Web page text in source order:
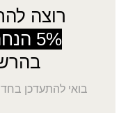
רוצה
5% הנחה
בואי להתעדכן